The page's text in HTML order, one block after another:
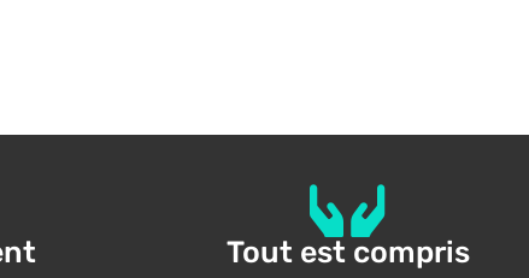
Tout est compris